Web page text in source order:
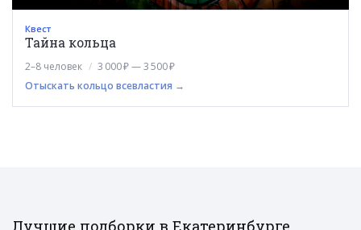
Квест
Тайна кольца
2–8 человек
3 000 ₽ — 3 500 ₽
Отыскать кольцо всевластия →
Лучшие подборки в Екатеринбурге